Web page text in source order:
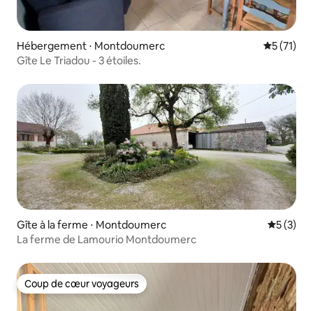
Hébergement ⋅ Montdoumerc
5 (71)
Gîte Le Triadou - 3 étoiles.
Gîte à la ferme ⋅ Montdoumerc
5 (3)
La ferme de Lamourio Montdoumerc
Coup de cœur voyageurs
Coup de cœur voyageurs